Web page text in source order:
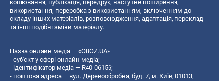
копiювання, публiкацiя, передрук, наступне поширення,
використання, переробка з використанням, включенням до
складу інших матеріалів, розповсюдження, адаптація, переклад
та інші подібні зміни матеріалу.
Назва онлайн медіа — «OBOZ.UA»
- суб'єкт у сфері онлайн медіа;
- ідентифікатор медіа — R40-06156;
- поштова адреса — вул. Деревообробна, буд. 7, м. Київ, 01013;